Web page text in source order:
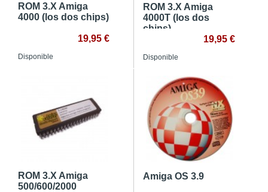
ROM 3.X Amiga
4000 (los dos chips)
19,95 €
Disponible
ROM 3.X Amiga
4000T (los dos
chips)
19,95 €
Disponible
ROM 3.X Amiga
500/600/2000
Amiga OS 3.9